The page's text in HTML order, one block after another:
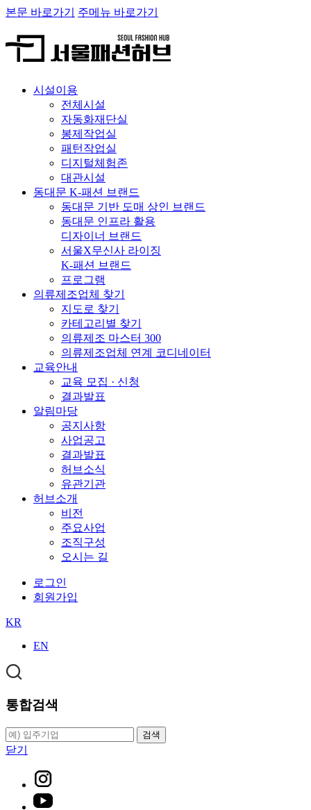
본문 바로가기 주메뉴 바로가기
시설이용
전체시설
자동화재단실
봉제작업실
패턴작업실
디지털체험존
대관시설
동대문 K-패션 브랜드
동대문 기반 도매 상인 브랜드
동대문 인프라 활용
디자이너 브랜드
서울X무신사 라이징
K-패션 브랜드
프로그램
의류제조업체 찾기
지도로 찾기
카테고리별 찾기
의류제조 마스터 300
의류제조업체 연계 코디네이터
교육안내
교육 모집 · 신청
결과발표
알림마당
공지사항
사업공고
결과발표
허브소식
유관기관
허브소개
비전
주요사업
조직구성
오시는 길
로그인
회원가입
KR
EN
통합검색
검색
닫기